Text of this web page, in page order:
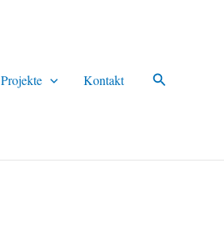
Projekte Kontakt Suchen